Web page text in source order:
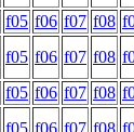
f05 f06 f07 f08
f05 f06 f07 f08
f05 f06 f07 f08